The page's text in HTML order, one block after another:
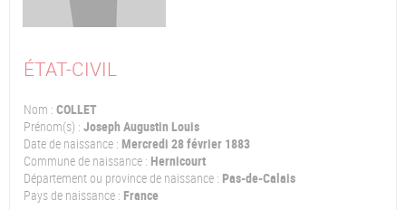
ÉTAT-CIVIL
Nom : COLLET
Prénom(s) : Joseph Augustin Louis
Date de naissance : Mercredi 28 février 1883
Commune de naissance : Hernicourt
Département ou province de naissance : Pas-de-Calais
Pays de naissance : France